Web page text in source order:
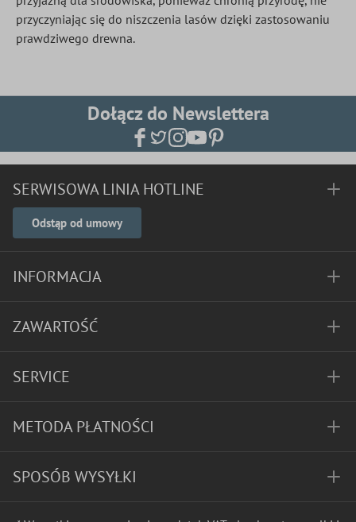
przyczyniając się do niszczenia lasów dzięki zastosowaniu
prawdziwego drewna.
Dołącz do Newslettera
SERWISOWA LINIA HOTLINE
Odstąp od umowy
INFORMACJA
ZAWARTOŚĆ
SERVICE
METODA PŁATNOŚCI
SPOSÓB WYSYŁKI